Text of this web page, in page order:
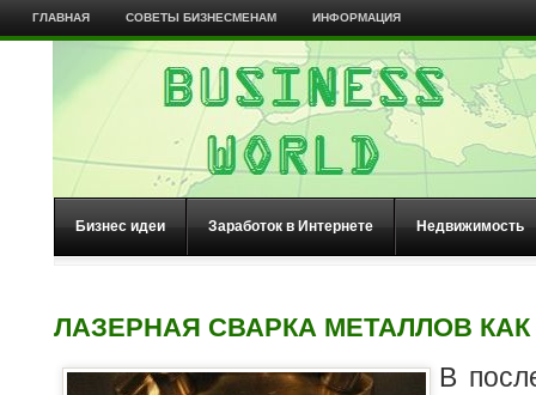
ГЛАВНАЯ СОВЕТЫ БИЗНЕСМЕНАМ ИНФОРМАЦИЯ
Бизнес идеи Заработок в Интернете Недвижимость
ЛАЗЕРНАЯ СВАРКА МЕТАЛЛОВ
В